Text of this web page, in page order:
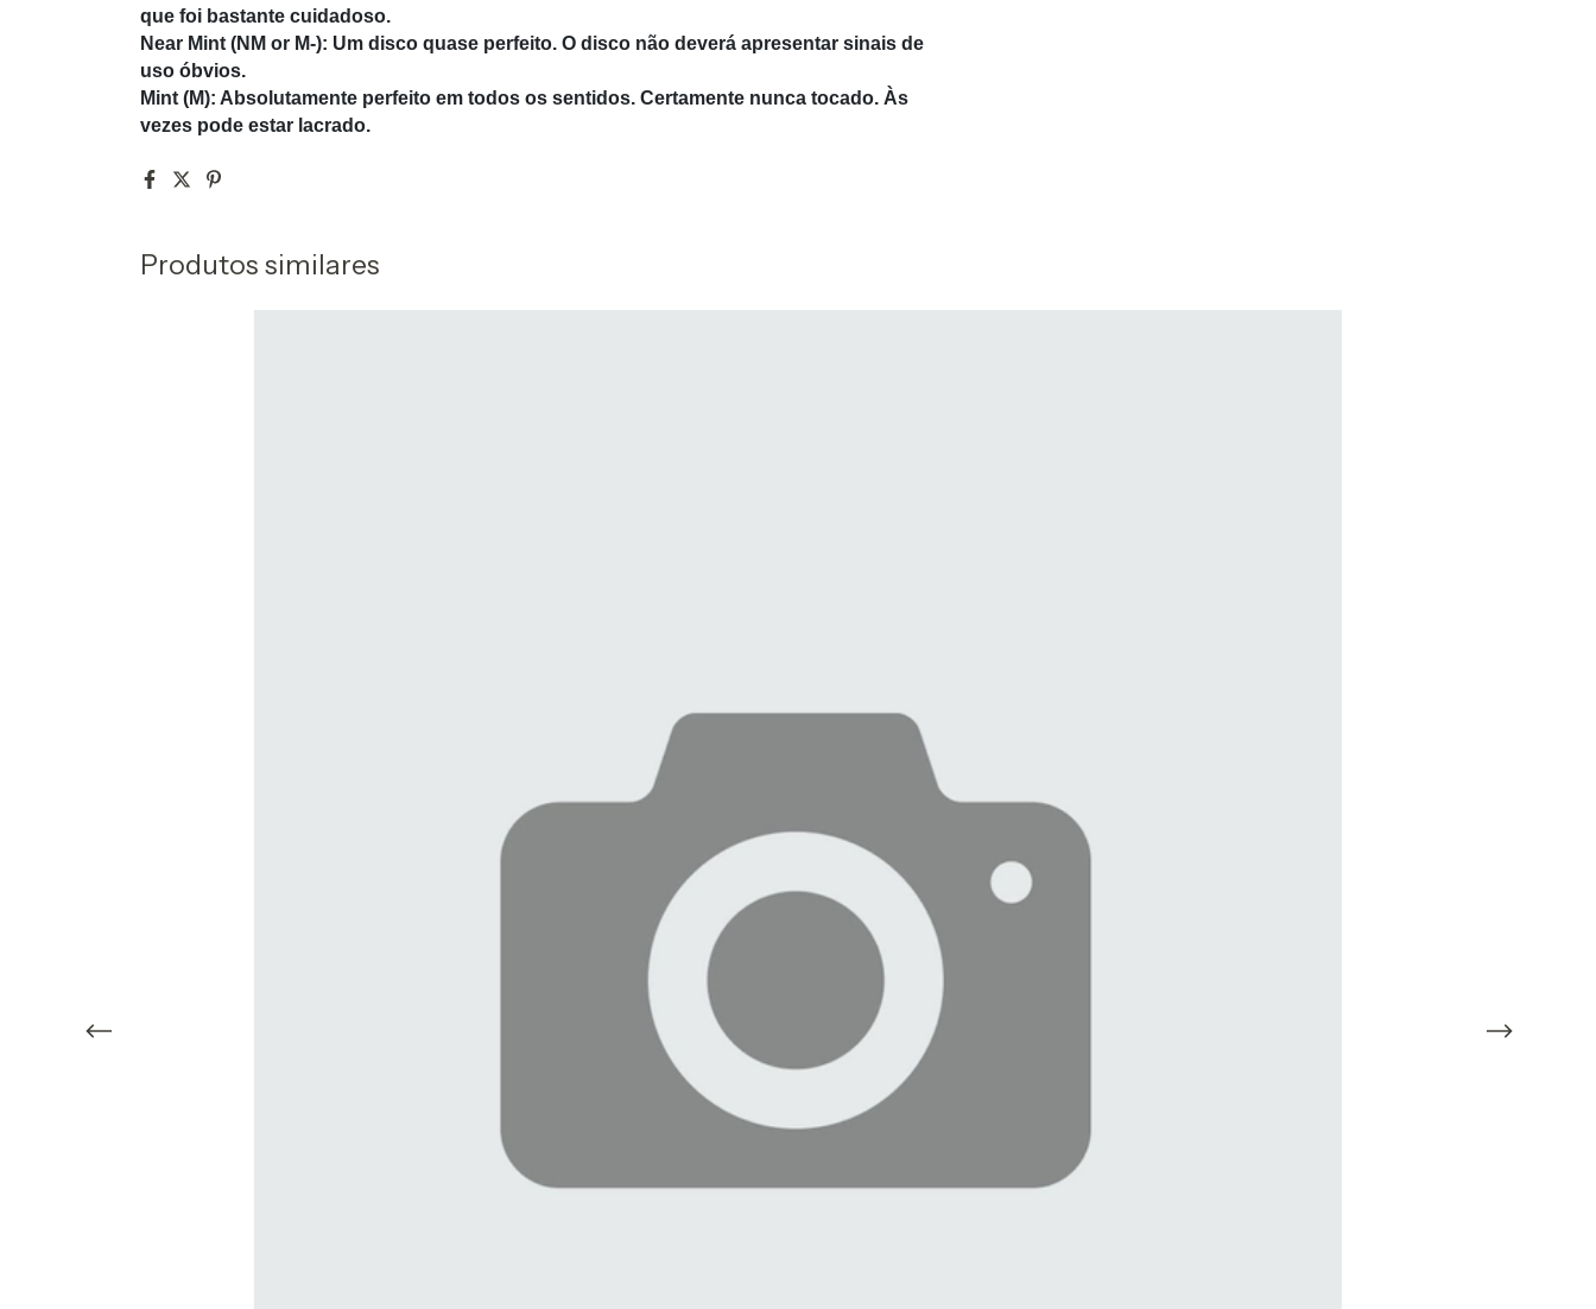
que foi bastante cuidadoso.
Near Mint (NM or M-): Um disco quase perfeito. O disco não deverá apresentar sinais de
uso óbvios.
Mint (M): Absolutamente perfeito em todos os sentidos. Certamente nunca tocado. Às
vezes pode estar lacrado.
Produtos similares